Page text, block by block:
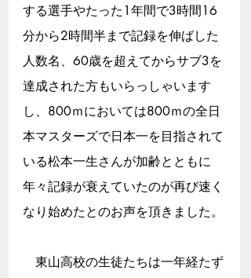
する選手やたった1年間で3時間16
分から2時間半まで記録を伸ばした
人数名、60歳を超えてからサブ3を
達成された方もいらっしゃいます
し、800ｍにおいては800ｍの全日
本マスターズで日本一を目指されて
いる松本一生さんが加齢とともに
年々記録が衰えていたのが再び速く
なり始めたとのお声を頂きました。
東山高校の生徒たちは一年経たず